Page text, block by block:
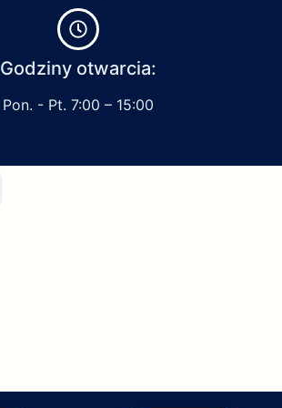
Godziny otwarcia:
Pon. - Pt. 7:00 – 15:00